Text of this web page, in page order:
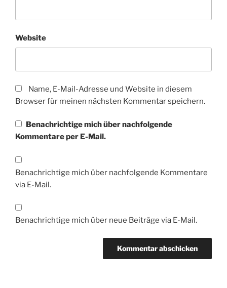
Website
Name, E-Mail-Adresse und Website in diesem
Browser für meinen nächsten Kommentar speichern.
Benachrichtige mich über nachfolgende
Kommentare per E-Mail.
Benachrichtige mich über nachfolgende Kommentare
via E-Mail.
Benachrichtige mich über neue Beiträge via E-Mail.